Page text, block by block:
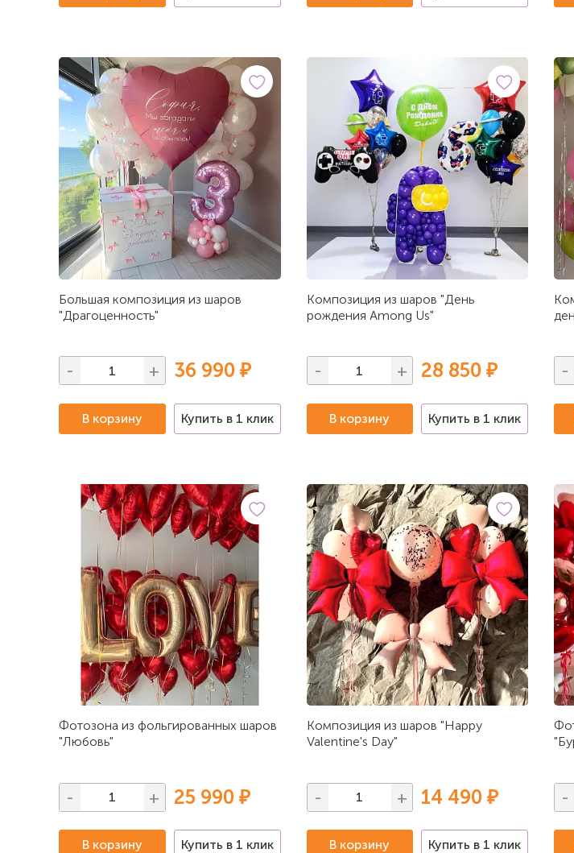
Большая композиция из шаров
"Драгоценность"
- + 36 990 ₽
В корзину Купить в 1 клик
Композиция из шаров "День
рождения Among Us"
- + 28 850 ₽
В корзину Купить в 1 клик
-
Фотозона из фольгированных шаров
"Любовь"
- + 25 990 ₽
В корзину Купить в 1 клик
Композиция из шаров "Happy
Valentine's Day"
- + 14 490 ₽
В корзину Купить в 1 клик
-